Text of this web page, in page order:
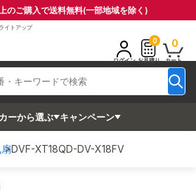
のご購入で送料無料(一部地域を除く)
イトアップ
ログイン
0
お見積り
0
カート
ーから選ぶ キャンペーン
DVF-XT18QD-DV-X18FV